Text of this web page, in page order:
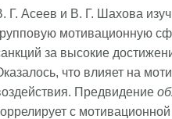
Г. Асеев и В. Г. Шахова
мотивационную
за высокие
что влияет на
Предвидение
с